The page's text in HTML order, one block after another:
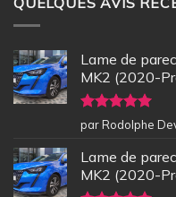
Lame de
MK2 (2020-
Note5sur
5
par Rodolphe
Lame de
MK2 (2020-